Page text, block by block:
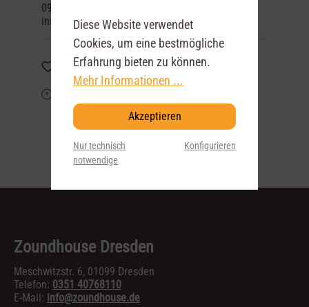
09161 / 788-0
info@musik-meinl.de
Merken
Zoundhouse Dresden
Meschwitzstr. 6, 01099 Dresden
Telefon: 0351 40768110
E-Mail: info@zoundhouse.de
Diese Website verwendet
Cookies, um eine bestmögliche
Erfahrung bieten zu können.
Mehr Informationen ...
Akzeptieren
Nur technisch
notwendige
Konfigurieren